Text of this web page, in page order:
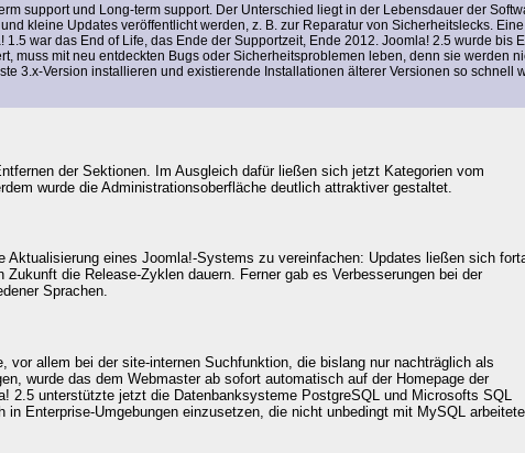
supportund Long-term support. Der Unterschied liegt in der Lebensdauer der
kleine Updates veröffentlicht werden, z. B. zur Reparatur von Sicherheitslecks. Eine
war das End of Life, das Ende der Supportzeit, Ende 2012. Joomla! 2.5 wurde bis
muss mit neu entdeckten Bugs oder Sicherheitsproblemen leben, denn sie werden
3.x-Version installieren und existierende Installationen älterer Versionen so schnell
der Sektionen. Im Ausgleich dafür ließen sich jetzt Kategorien vom
wurde die Administrationsoberfläche deutlich attraktiver gestaltet.
eines Joomla!-Systems zu vereinfachen: Updates ließen sich
die Release-Zyklen dauern. Ferner gab es Verbesserungen bei der
Sprachen.
allem bei der site-internen Suchfunktion, die bislang nur nachträglich als
wurde das dem Webmaster ab sofort automatisch auf der Homepage der
2.5 unterstützte jetzt die Datenbanksysteme PostgreSQL und Microsofts SQL
Enterprise-Umgebungen einzusetzen, die nicht unbedingt mit MySQL